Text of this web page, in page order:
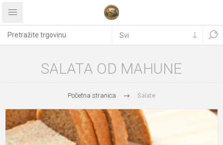
SALATA OD MAHUNE
Početna stranica Salate